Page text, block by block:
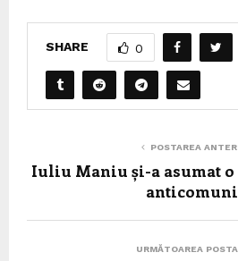
SHARE 0
POSTAREA
Iuliu Maniu și-a asumat
URMĂTOAREA